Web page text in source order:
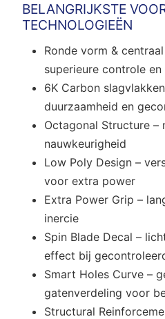
BELANGRIJKSTE
TECHNOLOGIEËN
Ronde vorm &
superieure controle
6K Carbon
duurzaamheid en
Octagonal Structure –
nauwkeurigheid
Low Poly Design –
voor extra power
Extra Power Grip –
inercie
Spin Blade Decal –
effect bij
Smart Holes Curve –
gatenverdeling voor
Structural